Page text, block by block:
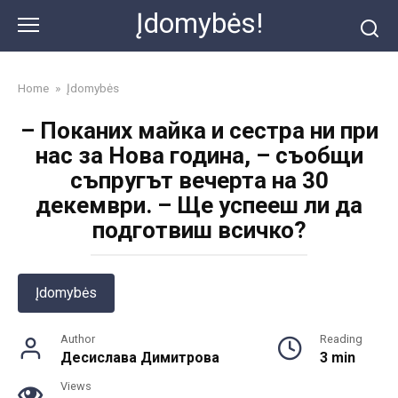
content
Įdomybės!
Home » Įdomybės
– Поканих майка и сестра ни при
нас за Нова година, – съобщи
съпругът вечерта на 30
декември. – Ще успееш ли да
подготвиш всичко?
Įdomybės
Author
Десислава Димитрова
Reading
3 min
Views